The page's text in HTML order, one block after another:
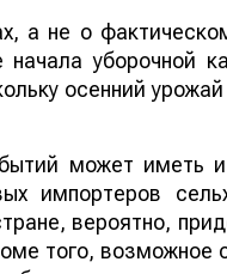
а не о
начала уборочной
осенний
может иметь
импортеров
вероятно,
того,